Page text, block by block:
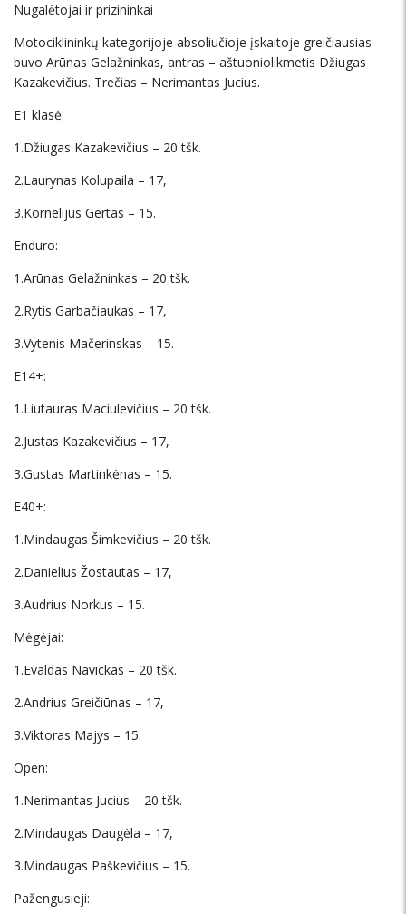
Nugalėtojai ir prizininkai
Motociklininkų kategorijoje absoliučioje įskaitoje greičiausias
buvo Arūnas Gelažninkas, antras – aštuoniolikmetis Džiugas
Kazakevičius. Trečias – Nerimantas Jucius.
E1 klasė:
1.Džiugas Kazakevičius – 20 tšk.
2.Laurynas Kolupaila – 17,
3.Kornelijus Gertas – 15.
Enduro:
1.Arūnas Gelažninkas – 20 tšk.
2.Rytis Garbačiaukas – 17,
3.Vytenis Mačerinskas – 15.
E14+:
1.Liutauras Maciulevičius – 20 tšk.
2.Justas Kazakevičius – 17,
3.Gustas Martinkėnas – 15.
E40+:
1.Mindaugas Šimkevičius – 20 tšk.
2.Danielius Žostautas – 17,
3.Audrius Norkus – 15.
Mėgėjai:
1.Evaldas Navickas – 20 tšk.
2.Andrius Greičiūnas – 17,
3.Viktoras Majys – 15.
Open:
1.Nerimantas Jucius – 20 tšk.
2.Mindaugas Daugėla – 17,
3.Mindaugas Paškevičius – 15.
Pažengusieji: